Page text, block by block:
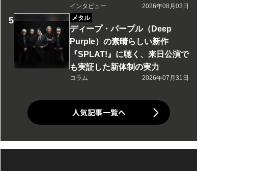
インタビュー
2026年08月03日
メタル
ディープ・パープル（Deep
Purple）の素晴らしい新作
『SPLAT!』に聴く、来日公演で
も実証した新体制の実力
コラム 2026年07月31日
人気記事一覧へ